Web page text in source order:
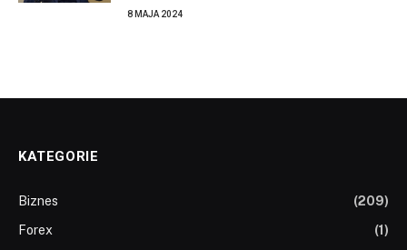
8 MAJA 2024
KATEGORIE
Biznes
(209)
Forex
(1)